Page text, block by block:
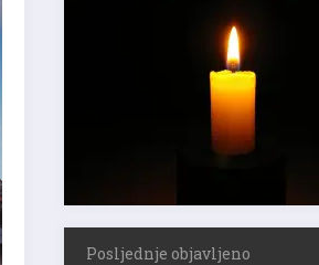
Posljednje objavljeno